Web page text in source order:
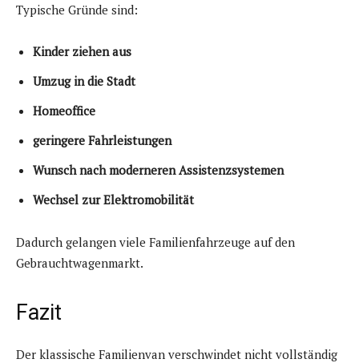
Typische Gründe sind:
Kinder ziehen aus
Umzug in die Stadt
Homeoffice
geringere Fahrleistungen
Wunsch nach moderneren Assistenzsystemen
Wechsel zur Elektromobilität
Dadurch gelangen viele Familienfahrzeuge auf den
Gebrauchtwagenmarkt.
Fazit
Der klassische Familienvan verschwindet nicht vollständig